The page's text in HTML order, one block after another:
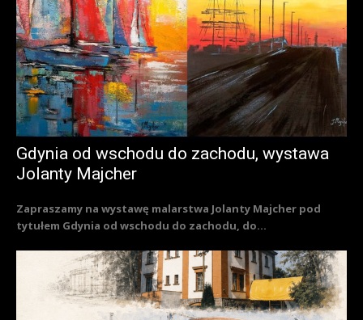
Gdynia od wschodu do zachodu, wystawa
Jolanty Majcher
Zapraszamy na wystawę malarstwa Jolanty Majcher pod
tytułem Gdynia od wschodu do zachodu, do...